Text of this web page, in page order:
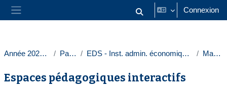
Passer au contenu principal
Panneau latéral Activer/désactiver la saisie
Connexion
Année 2022-2023 Paris 1 EDS - Inst. admin. économique et sociale Masters
Espaces pédagogiques interactifs